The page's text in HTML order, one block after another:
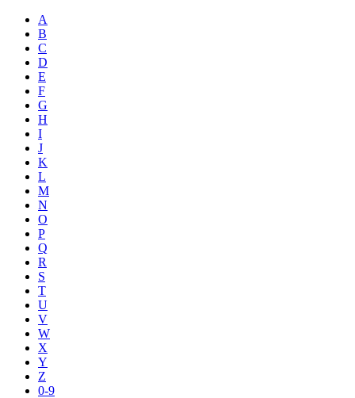
A
B
C
D
E
F
G
H
I
J
K
L
M
N
O
P
Q
R
S
T
U
V
W
X
Y
Z
0-9